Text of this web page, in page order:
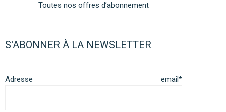
Toutes nos offres d’abonnement
S'ABONNER À LA NEWSLETTER
Adresse email*